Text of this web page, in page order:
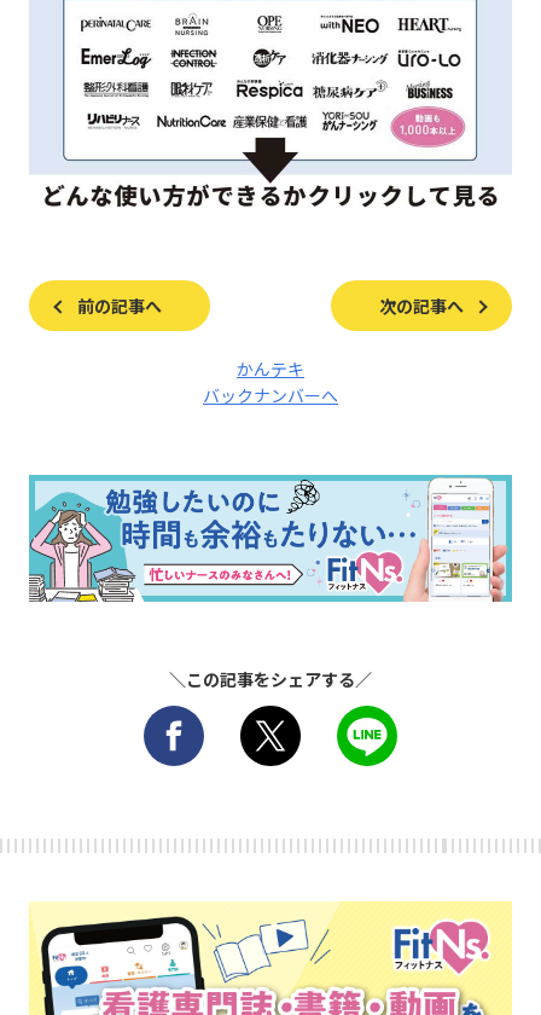
前の記事へ 次の記事へ
かんテキ
バックナンバーへ
＼この記事をシェアする／